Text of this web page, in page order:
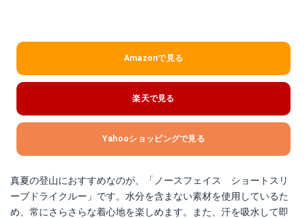
Amazonで見る
楽天で見る
Yahooショッピングで見る
真夏の登山におすすめなのが、「ノースフェイス ショートスリ
ーブドライクルー」です。水分を含まない素材を使用しているた
め、常にさらさらな着心地を楽しめます。また、汗を吸水して即